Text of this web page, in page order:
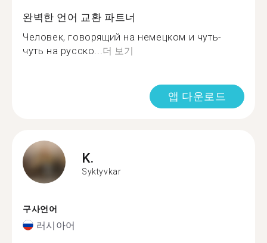
완벽한 언어 교환 파트너
Человек, говорящий на немецком и чуть-
чуть на русско...더 보기
앱 다운로드
K.
Syktyvkar
구사언어
러시아어